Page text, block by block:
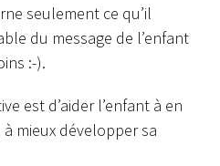
seulement ce qu’il
du message de l’enfant
:-).
est d’aider l’enfant à en
mieux développer sa